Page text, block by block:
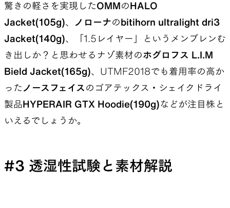
驚きの軽さを実現したOMMのHALO
Jacket(105g)、 ノローナのbitihorn ultralight dri3
Jacket(140g)、「1.5レイヤー」というメンブレンむ
き出しか？と思わせるナゾ素材のホグロフス L.I.M
Bield Jacket(165g)、UTMF2018でも着用率の高か
った ノースフェイス のゴアテックス・シェイクドライ
製品HYPERAIR GTX Hoodie(190g) などが注目株と
いえるでしょうか。
#3 透湿性試験と素材解説